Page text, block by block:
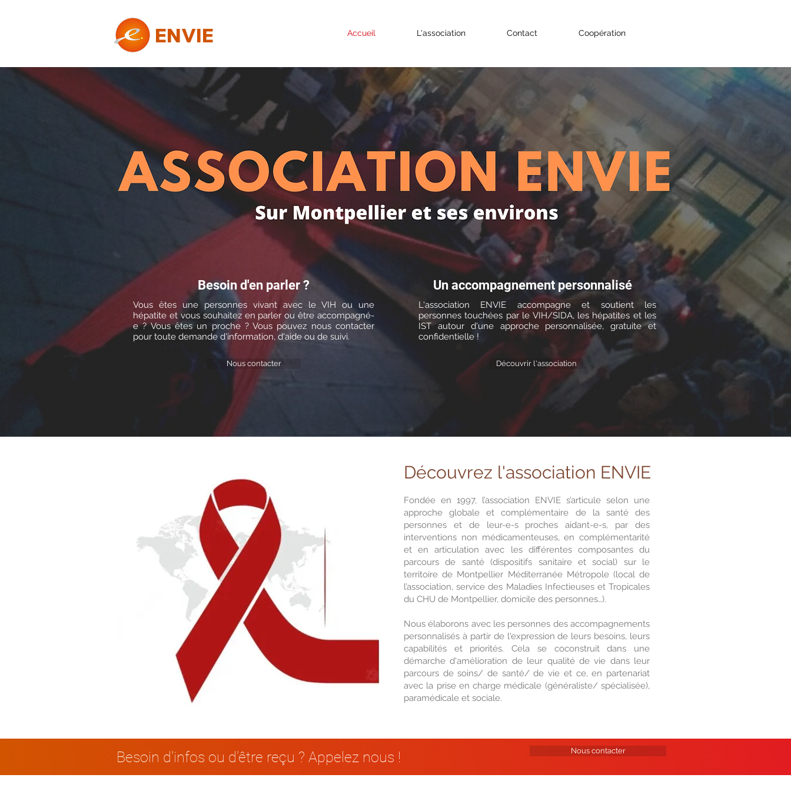
ENVIE Accueil L'association Contact Coopération
Besoin d'en parler ?
Vous êtes une personnes vivant avec le VIH ou une
hépatite et vous souhaitez en parler ou être accompagné-
e ? Vous êtes un proche ? Vous pouvez nous contacter
pour toute demande d'information, d'aide ou de suivi.
Nous contacter
Un accompagnement personnalisé
L'association ENVIE accompagne et soutient les
personnes touchées par le VIH/SIDA, les hépatites et les
IST autour d'une approche personnalisée, gratuite et
confidentielle !
Découvrir l'association
Découvrez l'association ENVIE
Fondée en 1997, l’association ENVIE s’articule selon une
approche globale et complémentaire de la santé des
personnes et de leur-e-s proches aidant-e-s, par des
interventions non médicamenteuses, en complémentarité
et en articulation avec les différentes composantes du
parcours de santé (dispositifs sanitaire et social) sur le
territoire de Montpellier Méditerranée Métropole (local de
l’association, service des Maladies Infectieuses et Tropicales
du CHU de Montpellier, domicile des personnes…).
Nous élaborons avec les personnes des accompagnements
personnalisés à partir de l'expression de leurs besoins, leurs
capabilités et priorités. Cela se coconstruit dans une
démarche d'amélioration de leur qualité de vie dans leur
parcours de soins/ de santé/ de vie et ce, en partenariat
avec la prise en charge médicale (généraliste/ spécialisée),
paramédicale et sociale.
Besoin d'infos ou d'être reçu ? Appelez nous ! Nous contacter